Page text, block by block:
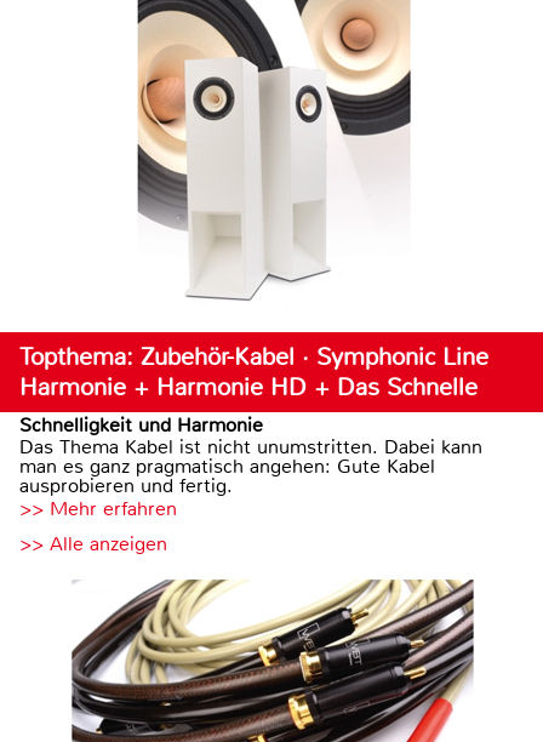
Topthema: Zubehör-Kabel · Symphonic Line
Harmonie + Harmonie HD + Das Schnelle
Schnelligkeit und Harmonie
Das Thema Kabel ist nicht unumstritten. Dabei kann
man es ganz pragmatisch angehen: Gute Kabel
ausprobieren und fertig.
>> Mehr erfahren
>> Alle anzeigen